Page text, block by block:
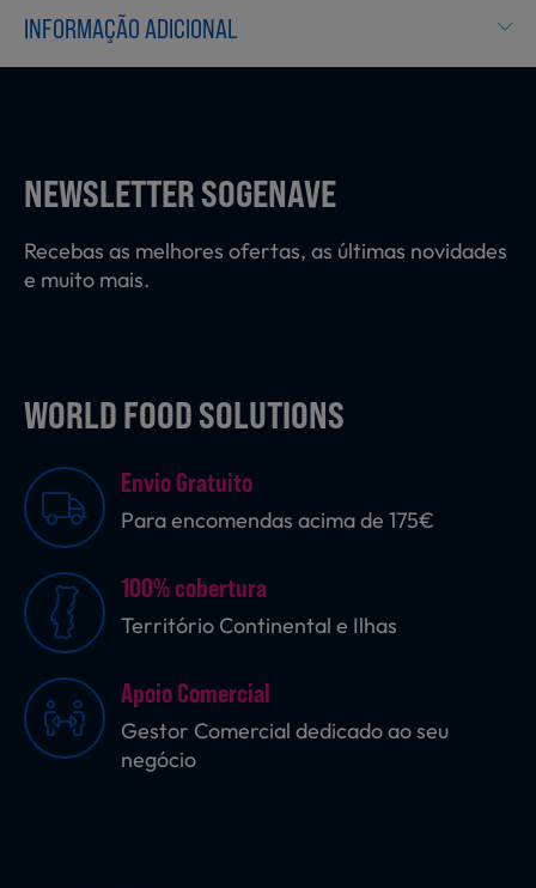
Laticínios, Ovos e Derivados
Bebidas e Garrafeira
Produtos Vegetarianos
Sobremesas
Ração para Animais
INFORMAÇÃO ADICIONAL
NEWSLETTER SOGENAVE
Recebas as melhores ofertas, as últimas novidades
e muito mais.
WORLD FOOD SOLUTIONS
Envio Gratuito
Para encomendas acima de 175€
100% cobertura
Território Continental e Ilhas
Apoio Comercial
Gestor Comercial dedicado ao seu
negócio